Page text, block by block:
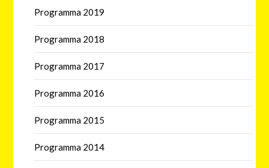
Programma 2019
Programma 2018
Programma 2017
Programma 2016
Programma 2015
Programma 2014